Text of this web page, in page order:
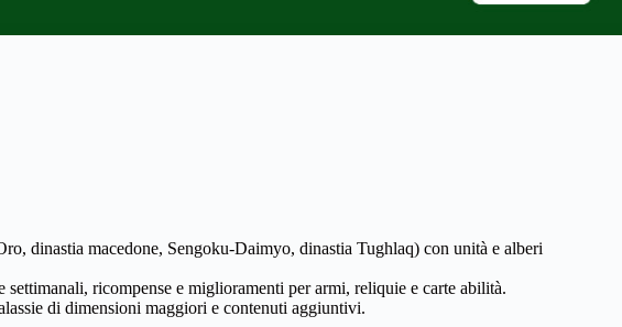
dinastia macedone, Sengoku-Daimyo, dinastia Tughlaq) con unità e alberi
ricompense e miglioramenti per armi, reliquie e carte abilità.
di dimensioni maggiori e contenuti aggiuntivi.